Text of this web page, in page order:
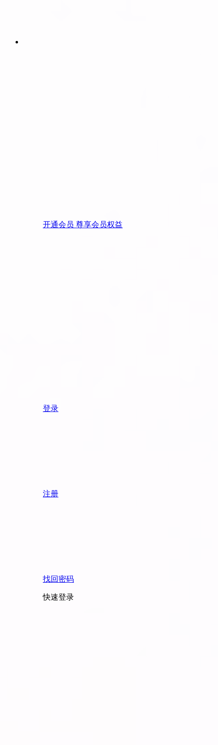
开通会员 尊享会员权益
登录
注册
找回密码
快速登录